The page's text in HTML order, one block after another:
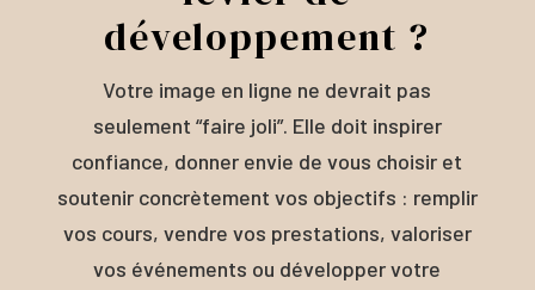
développement ?
Votre image en ligne ne devrait pas
seulement “faire joli”. Elle doit inspirer
confiance, donner envie de vous choisir et
soutenir concrètement vos objectifs : remplir
vos cours, vendre vos prestations, valoriser
vos événements ou développer votre